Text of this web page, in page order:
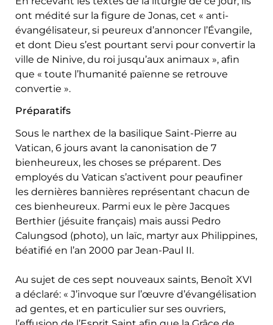
ont médité sur la figure de Jonas, cet « anti-
évangélisateur, si peureux d’annoncer l’Évangile,
et dont Dieu s’est pourtant servi pour convertir la
ville de Ninive, du roi jusqu’aux animaux », afin
que « toute l’humanité païenne se retrouve
convertie ».
Préparatifs
Sous le narthex de la basilique Saint-Pierre au
Vatican, 6 jours avant la canonisation de 7
bienheureux, les choses se préparent. Des
employés du Vatican s’activent pour peaufiner
les dernières bannières représentant chacun de
ces bienheureux. Parmi eux le père Jacques
Berthier (jésuite français) mais aussi Pedro
Calungsod (photo), un laïc, martyr aux Philippines,
béatifié en l’an 2000 par Jean-Paul II.
Au sujet de ces sept nouveaux saints, Benoît XVI
a déclaré: « J’invoque sur l’œuvre d’évangélisation
ad gentes, et en particulier sur ses ouvriers,